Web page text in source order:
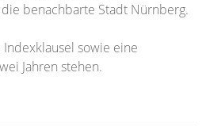
benachbarte Stadt Nürnberg.
sowie eine
Jahren stehen.